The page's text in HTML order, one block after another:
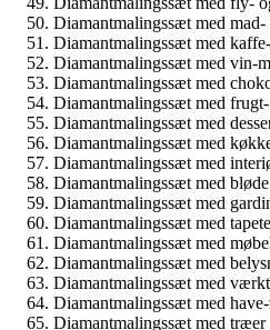
Diamantmalingssæt med
Diamantmalingssæt med
Diamantmalingssæt med vin-
Diamantmalingssæt med
Diamantmalingssæt med
Diamantmalingssæt med
Diamantmalingssæt med
Diamantmalingssæt med
Diamantmalingssæt med
Diamantmalingssæt med
Diamantmalingssæt med
Diamantmalingssæt med
Diamantmalingssæt med
Diamantmalingssæt med
Diamantmalingssæt med
Diamantmalingssæt med træer